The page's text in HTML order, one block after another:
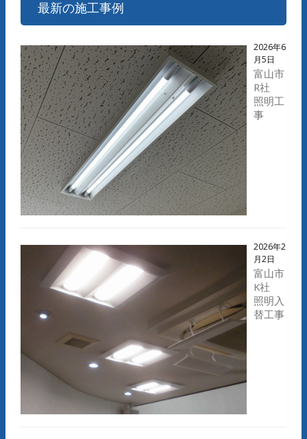
最新の施工事例
2026年6
月5日
富山市
R社
照明工
事
2026年2
月2日
富山市
K社
照明入
替工事